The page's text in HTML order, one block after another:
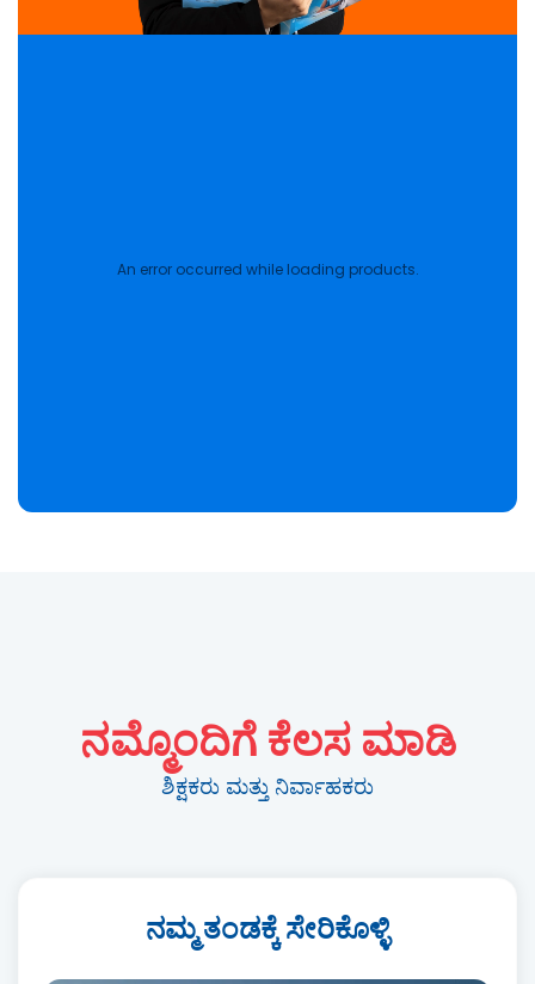
An error occurred while loading products.
ನಮ್ಮೊಂದಿಗೆ ಕೆಲಸ ಮಾಡಿ
ಶಿಕ್ಷಕರು ಮತ್ತು ನಿರ್ವಾಹಕರು
ನಮ್ಮ ತಂಡಕ್ಕೆ ಸೇರಿಕೊಳ್ಳಿ